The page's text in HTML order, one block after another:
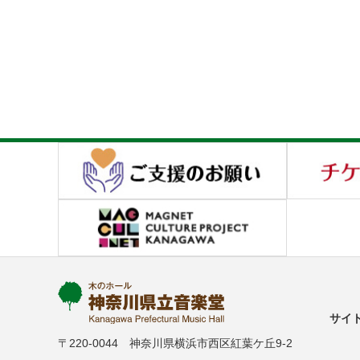
〒220-0044 神奈川県横浜市西区紅葉ケ丘9-2
サイ